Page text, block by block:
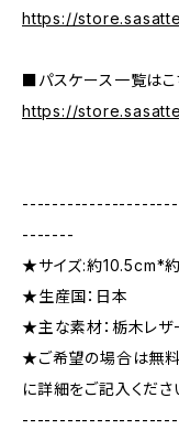
https://
■パスケース一覧はこ
https://
-------
★サイズ:約10.5cm*
★生産国：日本
★主な素材：栃木レザ
★ご希望の場合は無料
に詳細をご記入くださ